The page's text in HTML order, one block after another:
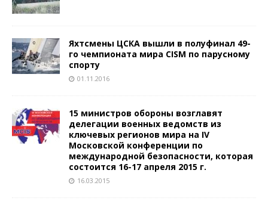
Яхтсмены ЦСКА вышли в полуфинал 49-
го чемпионата мира CISM по парусному
спорту
01.11.2016
15 министров обороны возглавят
делегации военных ведомств из
ключевых регионов мира на IV
Московской конференции по
международной безопасности, которая
состоится 16-17 апреля 2015 г.
16.03.2015